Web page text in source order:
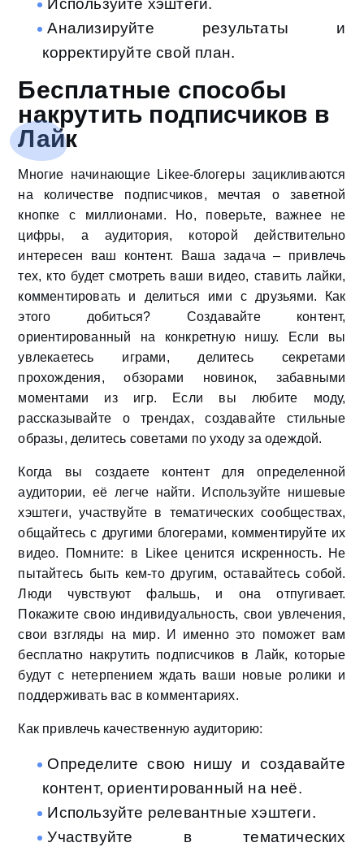
Используйте хэштеги.
Анализируйте результаты и
корректируйте свой план.
Бесплатные способы
накрутить подписчиков в
Лайк
Многие начинающие Likee-блогеры зацикливаются
на количестве подписчиков, мечтая о заветной
кнопке с миллионами. Но, поверьте, важнее не
цифры, а аудитория, которой действительно
интересен ваш контент. Ваша задача – привлечь
тех, кто будет смотреть ваши видео, ставить лайки,
комментировать и делиться ими с друзьями. Как
этого добиться? Создавайте контент,
ориентированный на конкретную нишу. Если вы
увлекаетесь играми, делитесь секретами
прохождения, обзорами новинок, забавными
моментами из игр. Если вы любите моду,
рассказывайте о трендах, создавайте стильные
образы, делитесь советами по уходу за одеждой.
Когда вы создаете контент для определенной
аудитории, её легче найти. Используйте нишевые
хэштеги, участвуйте в тематических сообществах,
общайтесь с другими блогерами, комментируйте их
видео. Помните: в Likee ценится искренность. Не
пытайтесь быть кем-то другим, оставайтесь собой.
Люди чувствуют фальшь, и она отпугивает.
Покажите свою индивидуальность, свои увлечения,
свои взгляды на мир. И именно это поможет вам
бесплатно накрутить подписчиков в Лайк, которые
будут с нетерпением ждать ваши новые ролики и
поддерживать вас в комментариях.
Как привлечь качественную аудиторию:
Определите свою нишу и создавайте
контент, ориентированный на неё.
Используйте релевантные хэштеги.
Участвуйте в тематических